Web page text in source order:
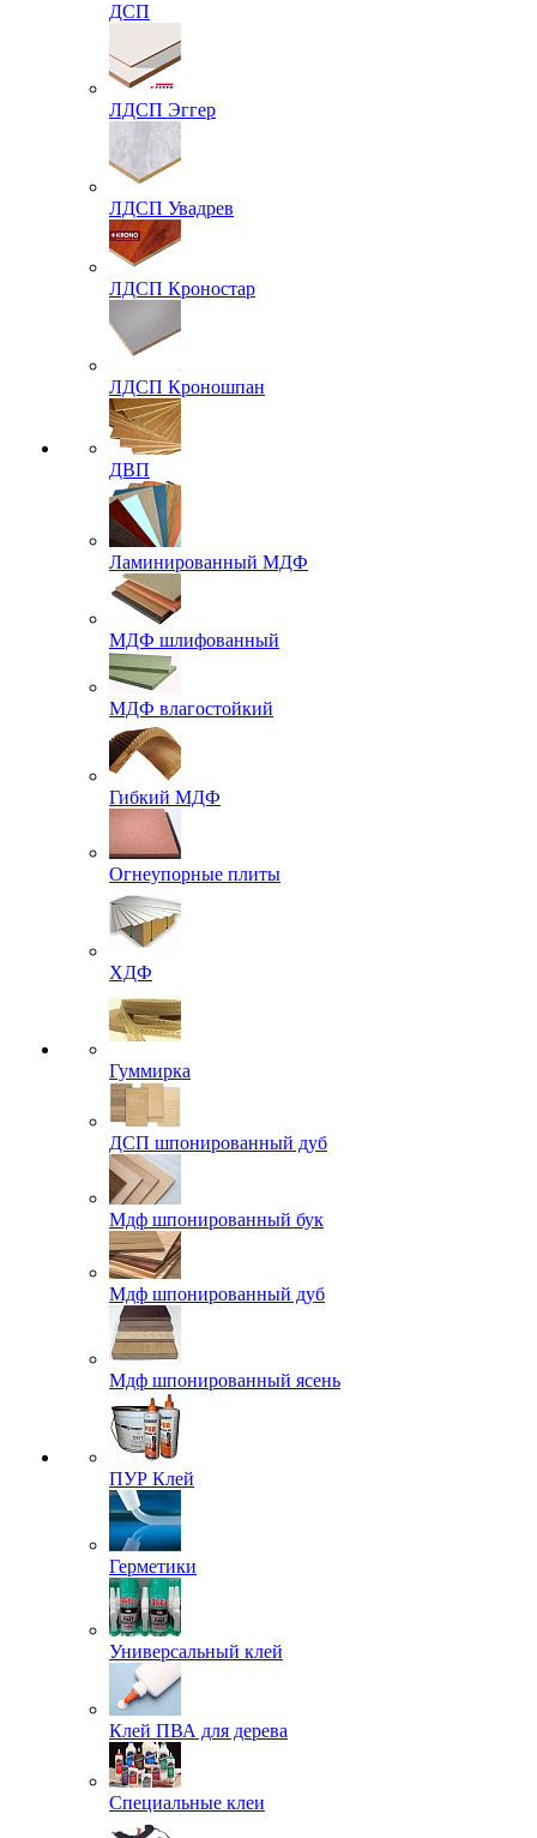
ДСП
ЛДСП Эггер
ЛДСП Увадрев
ЛДСП Кроностар
ЛДСП Кроношпан
ДВП
Ламинированный МДФ
МДФ шлифованный
МДФ влагостойкий
Гибкий МДФ
Огнеупорные плиты
ХДФ
Гуммирка
ДСП шпонированный дуб
Мдф шпонированный бук
Мдф шпонированный дуб
Мдф шпонированный ясень
ПУР Клей
Герметики
Универсальный клей
Клей ПВА для дерева
Специальные клеи